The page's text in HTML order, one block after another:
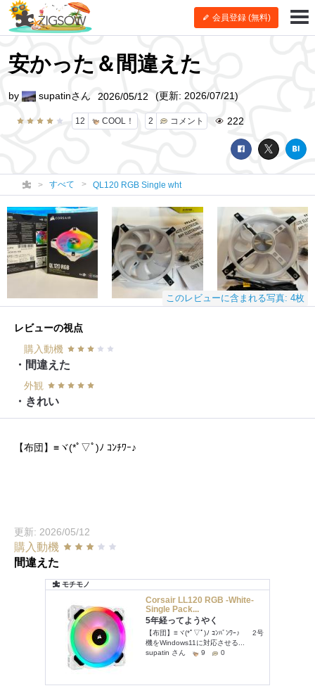
会員登録 (無料)
安かった＆間違えた
12 COOL！ 2 コメント 222
by supatinさん 2026/05/12 (更新: 2026/07/21)
すべて QL120 RGB Single wht
このレビューに含まれる写真: 4枚
レビューの視点
購入動機
・間違えた
外観
・きれい
【布団】≡ヾ(*ﾟ▽ﾟ)ﾉ ｺﾝﾁﾜｰ♪
更新: 2026/05/12
購入動機
間違えた